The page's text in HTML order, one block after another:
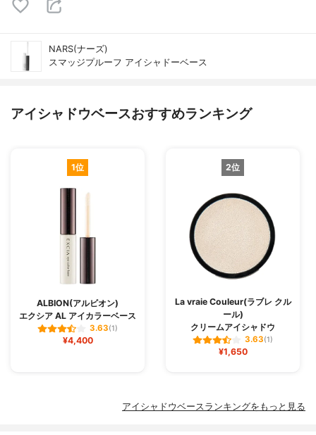
NARS(ナーズ)
スマッジプルーフ アイシャドーベース
アイシャドウベースおすすめランキング
1位
ALBION(アルビオン)
エクシア AL アイカラーベース
3.63(1)
¥4,400
2位
La vraie Couleur(ラブレ クル
ール)
クリームアイシャドウ
3.63(1)
¥1,650
アイシャドウベースランキングをもっと見る